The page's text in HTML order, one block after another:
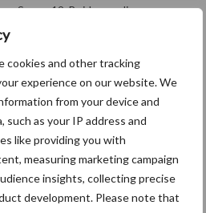
cookies and other tracking
experience on our website. We
from your device and
such as your IP address and
like providing you with
measuring marketing campaign
insights, collecting precise
development. Please note that
Scope 12. Beide regelingen
en ook de veiligheid van
de kwaliteitsvoorwaarden van een
die wordt gedragen door de
hierdoor niet meer doorschieten in